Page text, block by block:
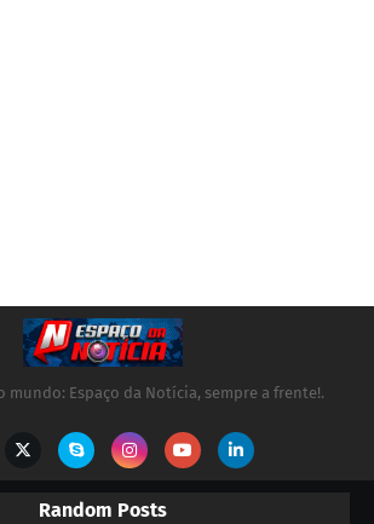
mundo: Espaço da Notícia, sempre a frente!.
Random Posts